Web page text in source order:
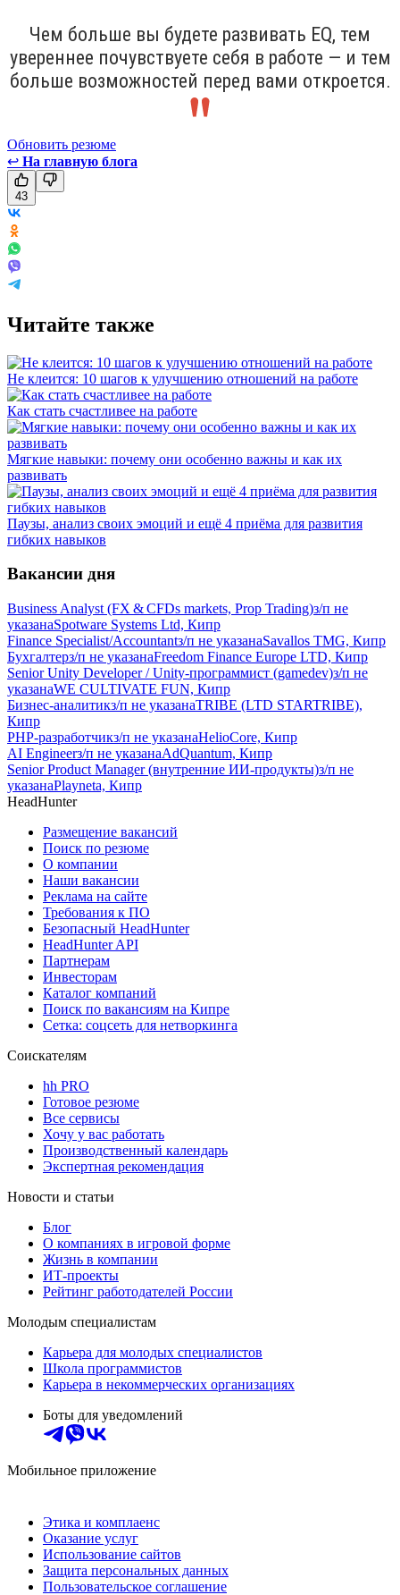
Чем больше вы будете развивать EQ, тем
увереннее почувствуете себя в работе — и тем
больше возможностей перед вами откроется.
Обновить резюме
↩ На главную блога
43
Читайте также
Не клеится: 10 шагов к улучшению отношений на работе
Как стать счастливее на работе
Мягкие навыки: почему они особенно важны и как их
развивать
Паузы, анализ своих эмоций и ещё 4 приёма для развития
гибких навыков
Вакансии дня
Business Analyst (FX & CFDs markets, Prop Trading)з/п не
указанаSpotware Systems Ltd, Кипр
Finance Specialist/Accountantз/п не указанаSavallos TMG, Кипр
Бухгалтерз/п не указанаFreedom Finance Europe LTD, Кипр
Senior Unity Developer / Unity-программист (gamedev)з/п не
указанаWE CULTIVATE FUN, Кипр
Бизнес-аналитикз/п не указанаTRIBE (LTD STARTRIBE),
Кипр
PHP-разработчикз/п не указанаHelioCore, Кипр
AI Engineerз/п не указанаAdQuantum, Кипр
Senior Product Manager (внутренние ИИ-продукты)з/п не
указанаPlayneta, Кипр
HeadHunter
Размещение вакансий
Поиск по резюме
О компании
Наши вакансии
Реклама на сайте
Требования к ПО
Безопасный HeadHunter
HeadHunter API
Партнерам
Инвесторам
Каталог компаний
Поиск по вакансиям на Кипре
Сетка: соцсеть для нетворкинга
Соискателям
hh PRO
Готовое резюме
Все сервисы
Хочу у вас работать
Производственный календарь
Экспертная рекомендация
Новости и статьи
Блог
О компаниях в игровой форме
Жизнь в компании
ИТ-проекты
Рейтинг работодателей России
Молодым специалистам
Карьера для молодых специалистов
Школа программистов
Карьера в некоммерческих организациях
Боты для уведомлений
Мобильное приложение
Этика и комплаенс
Оказание услуг
Использование сайтов
Защита персональных данных
Пользовательское соглашение